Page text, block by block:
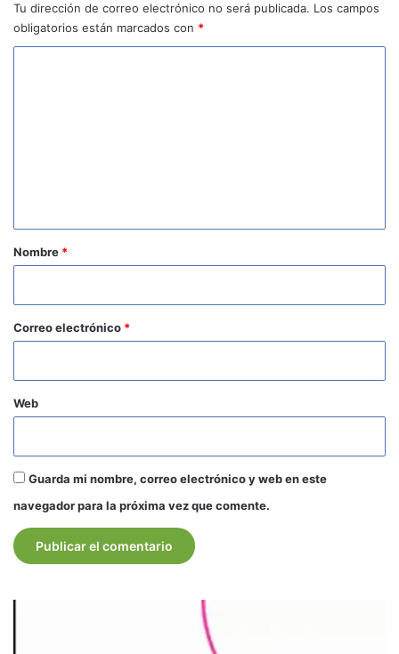
Tu dirección de correo electrónico no será publicada. Los campos
obligatorios están marcados con *
r
o
*
Nombre *
Correo electrónico *
Web
Guarda mi nombre, correo electrónico y web en este
navegador para la próxima vez que comente.